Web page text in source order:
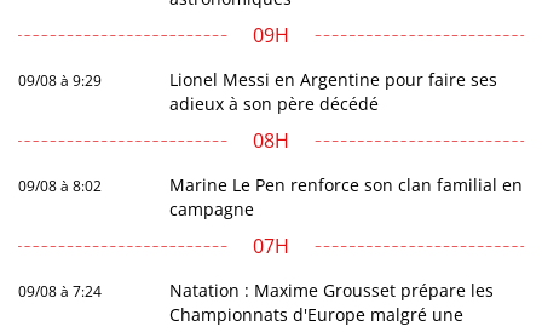
09H
09/08 à 9:29
Lionel Messi en Argentine pour faire ses
adieux à son père décédé
08H
09/08 à 8:02
Marine Le Pen renforce son clan familial en
campagne
07H
09/08 à 7:24
Natation : Maxime Grousset prépare les
Championnats d'Europe malgré une